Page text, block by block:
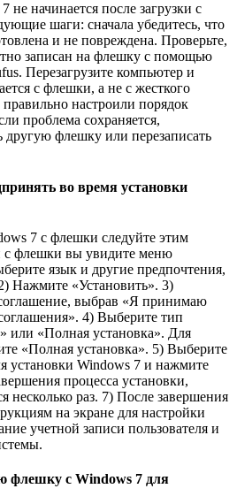
не начинается после загрузки с
шаги: сначала убедитесь, что
и не повреждена. Проверьте,
записан на флешку с помощью
Перезагрузите компьютер и
с флешки, а не с жесткого
настроили порядок
проблема сохраняется,
другую флешку или перезаписать
во время установки
7 с флешки следуйте этим
с флешки вы увидите меню
язык и другие предпочтения,
Нажмите «Установить». 3)
выбрав «Я принимаю
4) Выберите тип
или «Полная установка». Для
«Полная установка». 5) Выберите
установки Windows 7 и нажмите
процесса установки,
несколько раз. 7) После завершения
на экране для настройки
учетной записи пользователя и
флешку с Windows 7 для